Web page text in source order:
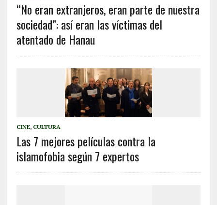
“No eran extranjeros, eran parte de nuestra
sociedad”: así eran las víctimas del
atentado de Hanau
CINE, CULTURA
Las 7 mejores películas contra la
islamofobia según 7 expertos